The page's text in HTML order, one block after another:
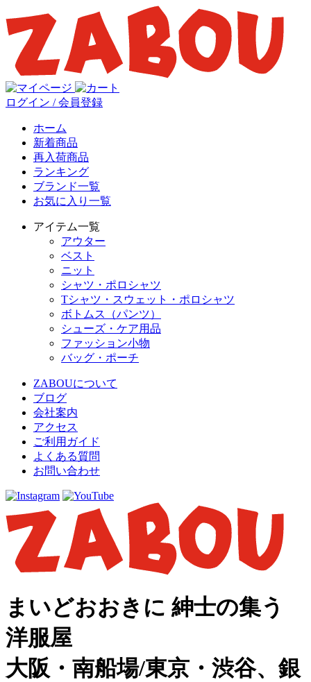
ログイン / 会員登録
ホーム
新着商品
再入荷商品
ランキング
ブランド一覧
お気に入り一覧
アイテム一覧
アウター
ベスト
ニット
シャツ・ポロシャツ
Tシャツ・スウェット・ポロシャツ
ボトムス（パンツ）
シューズ・ケア用品
ファッション小物
バッグ・ポーチ
ZABOUについて
ブログ
会社案内
アクセス
ご利用ガイド
よくある質問
お問い合わせ
まいどおおきに 紳士の集う
洋服屋
大阪・南船場/東京・渋谷、銀